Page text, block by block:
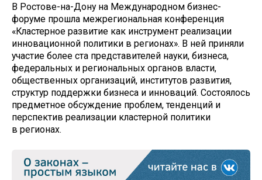
В Ростове-на-Дону на Международном бизнес-
форуме прошла межрегиональная конференция
«Кластерное развитие как инструмент реализации
инновационной политики в регионах». В ней приняли
участие более ста представителей науки, бизнеса,
федеральных и региональных органов власти,
общественных организаций, институтов развития,
структур поддержки бизнеса и инноваций. Состоялось
предметное обсуждение проблем, тенденций и
перспектив реализации кластерной политики
в регионах.